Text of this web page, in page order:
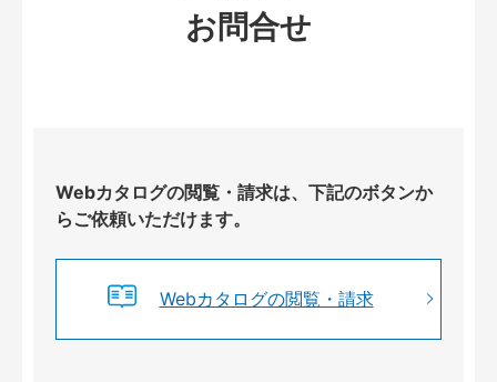
お問合せ
Webカタログの閲覧・請求は、下記のボタンか
らご依頼いただけます。
Webカタログの閲覧・請求